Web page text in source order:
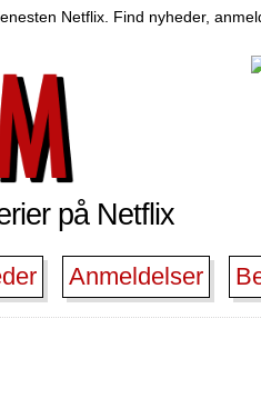
Netflix. Find nyheder,
på Netflix
Anmeldelser